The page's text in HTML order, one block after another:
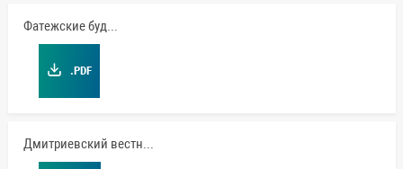
Фатежские будни
.PDF
Дмитриевский вестник